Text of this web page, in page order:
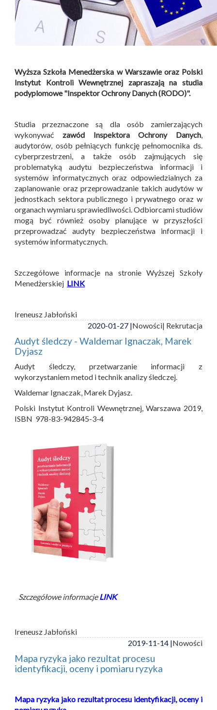
Wyższa Szkoła Menedżerska w Warszawie oraz Polski
Instytut Kontroli Wewnętrznej zapraszają na studia
podyplomowe "Inspektor Ochrony Danych (RODO)".
Studia przeznaczone są dla osób zamierzających
wykonywać zawód Inspektora Ochrony Danych
audytorów, osób pełniących funkcję pełnomocnika ds.
cyberprzestrzeni, a także osób zajmujących się
problematyką audytu bezpieczeństwa informacji i
systemów informatycznych oraz odpowiedzialnych za
zaplanowanie oraz przeprowadzanie takich audytów w
jednostkach sektora publicznego i prywatnego oraz w
organach wymiaru sprawiedliwości. Odbiorcami studiów
mogą być również osoby planujące w przyszłości
przeprowadzać audyty bezpieczeństwa informacji i
systemów informatycznych.
Szczegółowe informacje na stronie Wyższej Szkoły
Menedżerskiej LINK
Ireneusz Jabłoński
2020-01-27 |Nowości| Rekrutacja
Audyt śledczy - Waldemar Ignaczak, Marek
Dyjasz
Audyt śledczy, przetwarzanie informacji z
wykorzystaniem metod i technik analizy śledczej.
Waldemar Ignaczak, Marek Dyjasz.
Polski Instytut Kontroli Wewnętrznej, Warszawa 2019,
ISBN 978-83-942845-3-4
Szczegółowe informacjeLINK
Ireneusz Jabłoński
2019-11-14 |Nowości
Mapa ryzyka jako rezultat procesu
identyfikacji, oceny i pomiaru ryzyka
Mapa ryzyka jako rezultat procesu identyfikacji, oceny i